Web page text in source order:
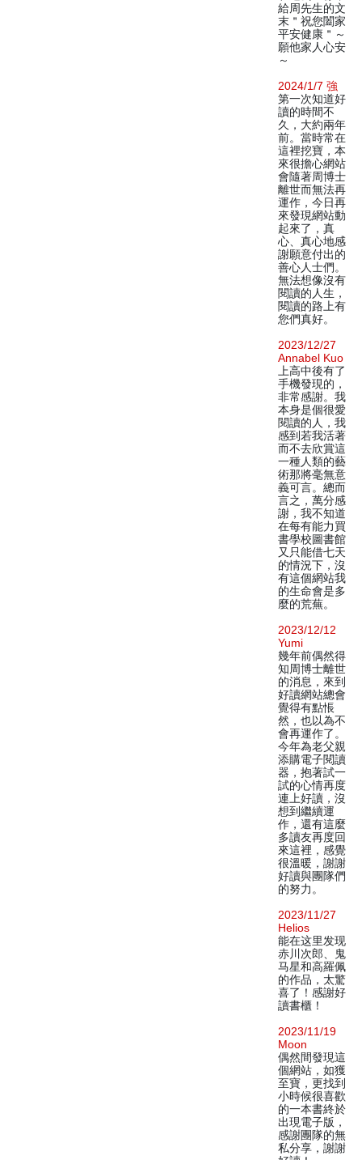
給周先生的文
末＂祝您闔家
平安健康＂～
願他家人心安
～
2024/1/7 強
第一次知道好
讀的時間不
久，大約兩年
前。當時常在
這裡挖寶，本
來很擔心網站
會隨著周博士
離世而無法再
運作，今日再
來發現網站動
起來了，真
心、真心地感
謝願意付出的
善心人士們。
無法想像沒有
閱讀的人生，
閱讀的路上有
您們真好。
2023/12/27
Annabel Kuo
上高中後有了
手機發現的，
非常感謝。我
本身是個很愛
閱讀的人，我
感到若我活著
而不去欣賞這
一種人類的藝
術那將毫無意
義可言。總而
言之，萬分感
謝，我不知道
在每有能力買
書學校圖書館
又只能借七天
的情況下，沒
有這個網站我
的生命會是多
麼的荒蕪。
2023/12/12
Yumi
幾年前偶然得
知周博士離世
的消息，來到
好讀網站總會
覺得有點悵
然，也以為不
會再運作了。
今年為老父親
添購電子閱讀
器，抱著試一
試的心情再度
連上好讀，沒
想到繼續運
作，還有這麼
多讀友再度回
來這裡，感覺
很溫暖，謝謝
好讀與團隊們
的努力。
2023/11/27
Helios
能在这里发现
赤川次郎、鬼
马星和高羅佩
的作品，太驚
喜了！感謝好
讀書櫃！
2023/11/19
Moon
偶然間發現這
個網站，如獲
至寶，更找到
小時候很喜歡
的一本書終於
出現電子版，
感謝團隊的無
私分享，謝謝